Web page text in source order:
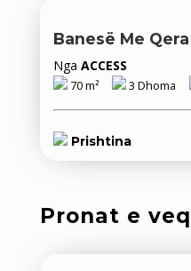
Banesë Me
Nga ACCESS
70 m² 3 Dhoma
Prishtina
Pronat e